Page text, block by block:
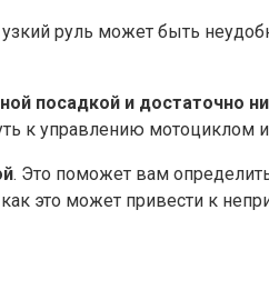
руль может быть
посадкой и достаточно
к управлению
. Это поможет вам
как это может привести к